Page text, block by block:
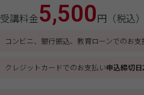
受講料金5,500円（税込）
コンビニ、銀行振込、教育ローンでのお支
クレジットカードでのお支払い申込締切日